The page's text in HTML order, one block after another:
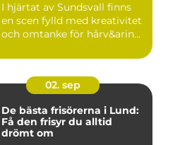
I hjärtat av Sundsvall finns
en scen fylld med kreativitet
och omtanke för hårv&arin...
02. sep
De bästa frisörerna i Lund:
Få den frisyr du alltid
drömt om